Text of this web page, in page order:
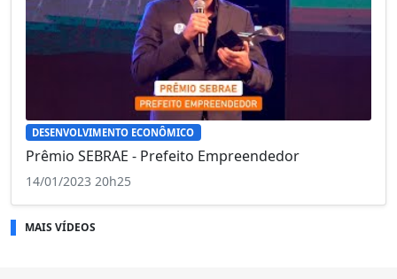
DESENVOLVIMENTO ECONÔMICO
Prêmio SEBRAE - Prefeito Empreendedor
14/01/2023 20h25
MAIS VÍDEOS